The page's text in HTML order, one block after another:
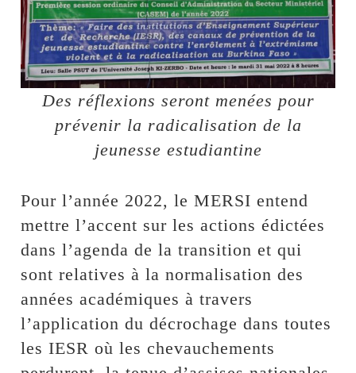
Des réflexions seront menées pour
prévenir la radicalisation de la
jeunesse estudiantine
Pour l’année 2022, le MERSI entend
mettre l’accent sur les actions édictées
dans l’agenda de la transition et qui
sont relatives à la normalisation des
années académiques à travers
l’application du décrochage dans toutes
les IESR où les chevauchements